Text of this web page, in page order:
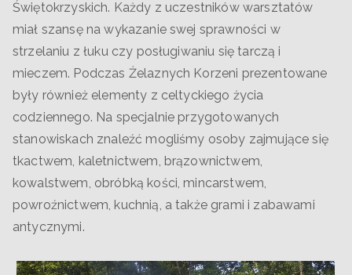
Świętokrzyskich. Każdy z uczestników warsztatów
miał szansę na wykazanie swej sprawności w
strzelaniu z łuku czy posługiwaniu się tarczą i
mieczem. Podczas Żelaznych Korzeni prezentowane
były również elementy z celtyckiego życia
codziennego. Na specjalnie przygotowanych
stanowiskach znaleźć mogliśmy osoby zajmujące się
tkactwem, kaletnictwem, brązownictwem,
kowalstwem, obróbką kości, mincarstwem,
powroźnictwem, kuchnią, a także grami i zabawami
antycznymi.